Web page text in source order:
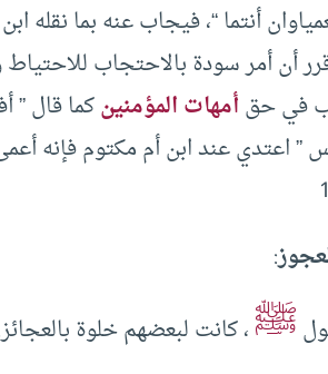
أنتما “، فيجاب عنه بما نقله
أن أمر سودة بالاحتجاب
في حقأمهات المؤمنينكما قال ”
” اعتدي عند ابن أم مكتوم فإنه
:
ﷺ، كانت لبعضهم خلوة